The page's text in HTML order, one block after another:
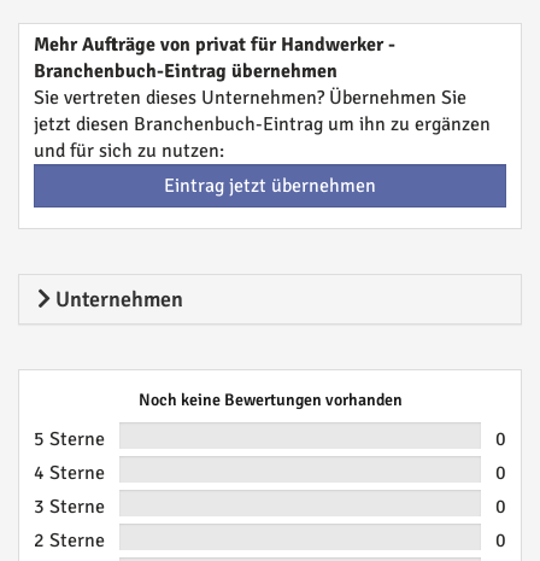
Mehr Aufträge von privat für Handwerker -
Branchenbuch-Eintrag übernehmen
Sie vertreten dieses Unternehmen? Übernehmen Sie
jetzt diesen Branchenbuch-Eintrag um ihn zu ergänzen
und für sich zu nutzen:
Eintrag jetzt übernehmen
Unternehmen
Noch keine Bewertungen vorhanden
5 Sterne
0
4 Sterne
0
3 Sterne
0
2 Sterne
0